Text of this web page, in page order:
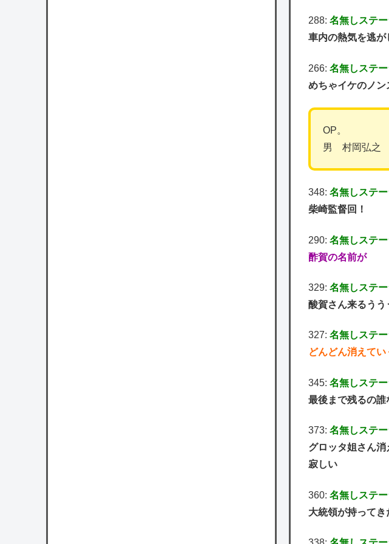
288: 名無しステ
車内の熱気を逃
266: 名無しステ
めちゃイケのノ
OP。
男 村岡弘之
348: 名無しステ
柴崎監督回！
290: 名無しステ
酢賀の名前が
329: 名無しステ
酸賀さん来るうう
327: 名無しステ
どんどん消えてい
345: 名無しステ
最後まで残るの
373: 名無しステ
グロッタ姐さん消
寂しい
360: 名無しステ
大統領が持ってき